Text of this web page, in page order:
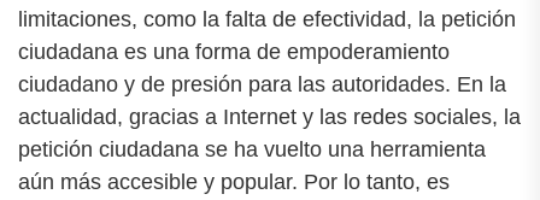
limitaciones, como la falta de efectividad, la petición
ciudadana es una forma de empoderamiento
ciudadano y de presión para las autoridades. En la
actualidad, gracias a Internet y las redes sociales, la
petición ciudadana se ha vuelto una herramienta
aún más accesible y popular. Por lo tanto, es